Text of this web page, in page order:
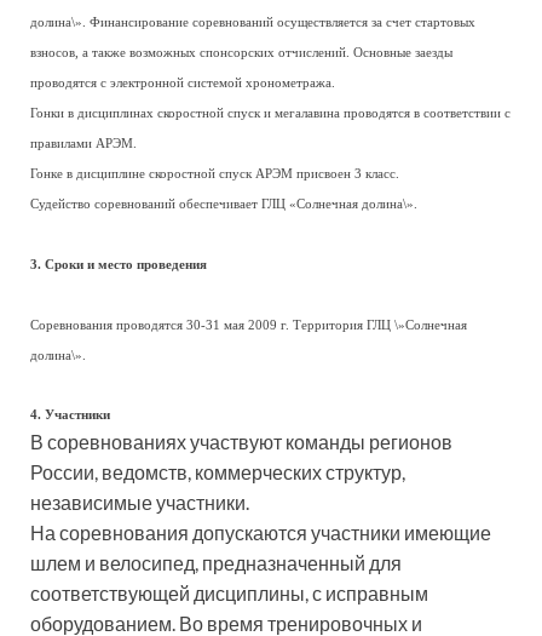
долина\». Финансирование соревнований осуществляется за счет стартовых
взносов, а также возможных спонсорских отчислений. Основные заезды
проводятся с электронной системой хронометража.
Гонки в дисциплинах скоростной спуск и мегалавина проводятся в соответствии с
правилами АРЭМ.
Гонке в дисциплине скоростной спуск АРЭМ присвоен 3 класс.
Судейство соревнований обеспечивает ГЛЦ «Солнечная долина\».
3. Сроки и место проведения
Соревнования проводятся 30-31 мая 2009 г. Территория ГЛЦ \»Солнечная
долина\».
4. Участники
В соревнованиях участвуют команды регионов
России, ведомств, коммерческих структур,
независимые участники.
На соревнования допускаются участники имеющие
шлем и велосипед, предназначенный для
соответствующей дисциплины, с исправным
оборудованием. Во время тренировочных и